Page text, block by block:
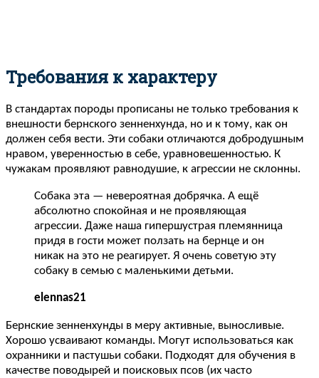
Требования к характеру
В стандартах породы прописаны не только требования к
внешности бернского зенненхунда, но и к тому, как он
должен себя вести. Эти собаки отличаются добродушным
нравом, уверенностью в себе, уравновешенностью. К
чужакам проявляют равнодушие, к агрессии не склонны.
Собака эта — невероятная добрячка. А ещё
абсолютно спокойная и не проявляющая
агрессии. Даже наша гипершустрая племянница
придя в гости может ползать на бернце и он
никак на это не реагирует. Я очень советую эту
собаку в семью с маленькими детьми.
elennas21
Бернские зенненхунды в меру активные, выносливые.
Хорошо усваивают команды. Могут использоваться как
охранники и пастушьи собаки. Подходят для обучения в
качестве поводырей и поисковых псов (их часто